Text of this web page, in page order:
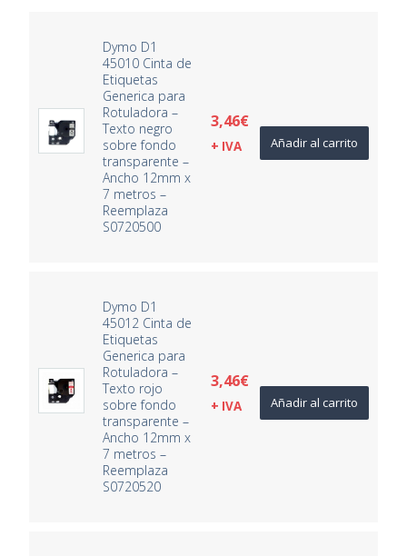
Dymo D1
45010 Cinta de
Etiquetas
Generica para
Rotuladora –
Texto negro
sobre fondo
transparente –
Ancho 12mm x
7 metros –
Reemplaza
S0720500
3,46€
+ IVA Añadir al carrito
Dymo D1
45012 Cinta de
Etiquetas
Generica para
Rotuladora –
Texto rojo
sobre fondo
transparente –
Ancho 12mm x
7 metros –
Reemplaza
S0720520
3,46€
+ IVA Añadir al carrito